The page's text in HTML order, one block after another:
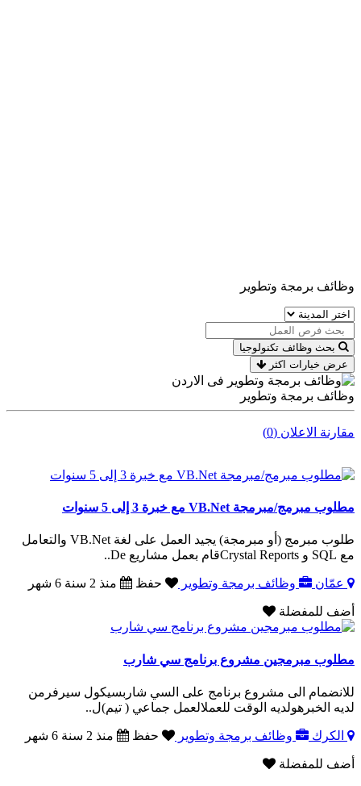
وظائف برمجة وتطوير
بحث وظائف تكنولوجيا
عرض خيارات اكثر
وظائف برمجة وتطوير
مقارنة الاعلان (0)
مطلوب مبرمج/مبرمجة VB.Net مع خبرة 3 إلى 5 سنوات
طلوب مبرمج (أو مبرمجة) يجيد العمل على لغة VB.Net والتعامل
مع SQL و Crystal Reportsقام بعمل مشاريع De..
عمّان وظائف برمجة وتطوير حفظ منذ 2 سنة 6 شهر
أضف للمفضلة
مطلوب مبرمجين مشروع برنامج سي شارب
للانضمام الى مشروع برنامج على السي شاربسيكول سيرفرمن
لديه الخبرهولديه الوقت للعملالعمل جماعي ( تيم)ل..
الكرك وظائف برمجة وتطوير حفظ منذ 2 سنة 6 شهر
أضف للمفضلة